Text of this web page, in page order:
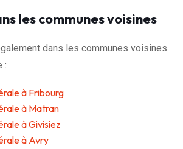
les communes voisines
dans les communes voisines
:
à Fribourg
à Matran
à Givisiez
à Avry